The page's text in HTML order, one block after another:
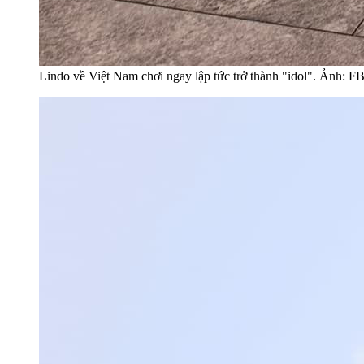
Lindo về Việt Nam chơi ngay lập tức trở thành "idol". Ảnh: